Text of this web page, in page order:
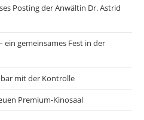
Posting der Anwältin Dr. Astrid
ein gemeinsames Fest in der
mit der Kontrolle
Premium-Kinosaal